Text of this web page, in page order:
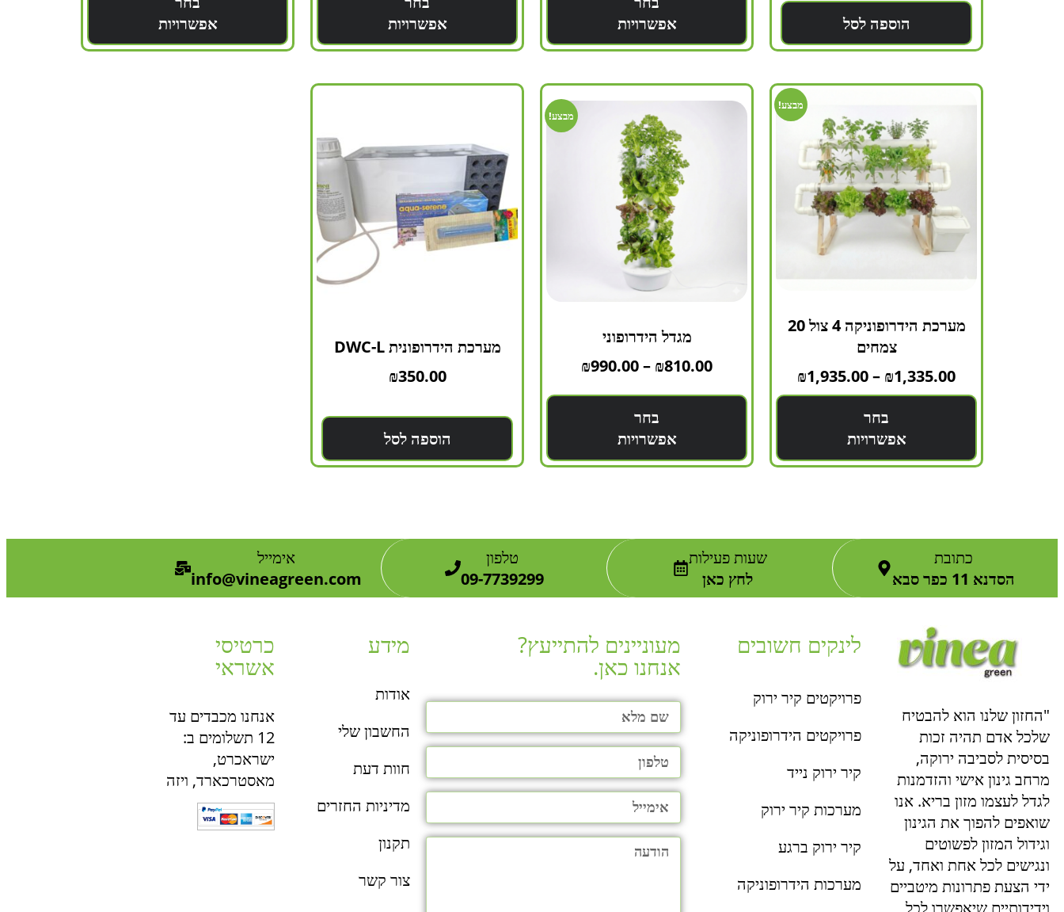
הוספה לסל
אפשרויות
אפשרויות
אפשרויות
מבצע!
מערכת הידרופוניקה 4 צול 20
צמחים
₪1,335.00
–
₪1,935.00
בחר
אפשרויות
מבצע!
מגדל הידרופוני
₪810.00
–
₪990.00
בחר
אפשרויות
מערכת הידרופונית DWC-L
₪350.00
הוספה לסל
כתובת
הסדנא 11 כפר סבא
שעות פעילות
לחץ כאן
טלפון
09-7739299
אימייל
info@vineagreen.com
"החזון שלנו הוא להבטיח
שלכל אדם תהיה זכות
בסיסית לסביבה ירוקה,
מרחב גינון אישי והזדמנות
לגדל לעצמו מזון בריא. אנו
שואפים להפוך את הגינון
וגידול המזון לפשוטים
ונגישים לכל אחת ואחד, על
ידי הצעת פתרונות מיטביים
וידידותיים שיאפשרו לכל
לינקים חשובים
פרויקטים קיר ירוק
פרויקטים הידרופוניקה
קיר ירוק נייד
מערכות קיר ירוק
קיר ירוק ברגע
מערכות הידרופוניקה
מעוניינים להתייעץ?
אנחנו כאן.​
מידע
אודות
החשבון שלי
חוות דעת
מדיניות החזרים
תקנון
צור קשר
כרטיסי
אשראי
אנחנו מכבדים עד
12 תשלומים ב:
ישראכרט,
מאסטרכארד, ויזה